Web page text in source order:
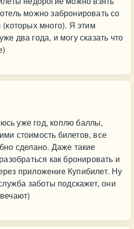
можно забронировать со
(которых много). Я этим
два года, и могу сказать что
уже год, коплю баллы,
стоимость билетов, все
сделано. Даже такие
как бронировать и
приложение Купибилет. Ну
заботы подскажет, они